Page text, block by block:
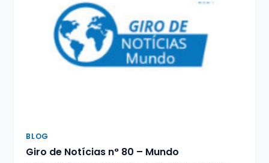
BLOG
Giro de Notícias n° 80 – Mundo